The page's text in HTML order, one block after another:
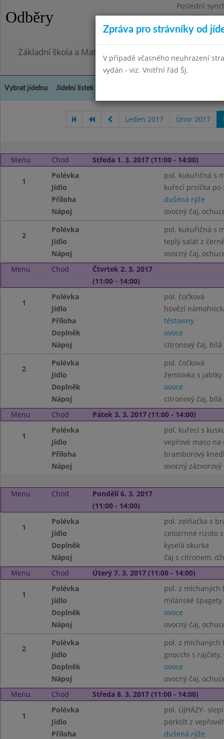
Odběry
Poslední
Pondělí
Omezení
Základní škola a Mateřská škola, Praha 4, Ohradní 49
Vybrat jídelnu Jídelní lístek
Leden 2017 Únor 2017
Menu Chod Středa 1. 3. 2017 (11:00 - 14:00)
1
Polévka
pol. kukuřičná s
Jídlo
kuřecí prsíčka po
Příloha
dušená rýže
Nápoj
ovocný čaj,
2
Polévka
pol. kukuřičná s
Jídlo
teplý salát z
Nápoj
ovocný čaj,
Menu
Chod
Čtvrtek 2. 3. 2017
(11:00 - 14:00)
1
Polévka
pol. čočková
Jídlo
hovězí
Příloha
těstoviny
Doplněk
ovoce
Nápoj
citronový čaj, bílá
2
Polévka
pol. čočková
Jídlo
žemlovka s
Doplněk
ovoce
Nápoj
citronový čaj, bílá
Menu
Chod Pátek 3. 3. 2017 (11:00 - 14:00)
1
Polévka
pol. kuřecí s
Jídlo
vepřové maso na
Příloha
bramborový
Nápoj
ovocný
Menu Chod
Pondělí 6. 3. 2017
(11:00 - 14:00)
1
Polévka
pol. zelňačka s
Jídlo
celozrnné rizoto
Doplněk
kyselá okurka
Nápoj
čaj s citronem,
Menu
Chod Úterý 7. 3. 2017 (11:00 - 14:00)
1
Polévka
pol. z míchaných
Jídlo
milánské
Doplněk
ovoce
Nápoj
ovocný čaj,
2
Polévka
pol. z míchaných
Jídlo
gnocchi s
Doplněk
ovoce
Nápoj
ovocný čaj,
Menu
Chod Středa 8. 3. 2017 (11:00 - 14:00)
1
Polévka
pol. ÚJHÁZY-
Jídlo
pörkölt z
Příloha
dušená rýže
Zpráva pro strávníky od
V případě včasného neuhrazení
vydán - viz. Vnitřní řád ŠJ.